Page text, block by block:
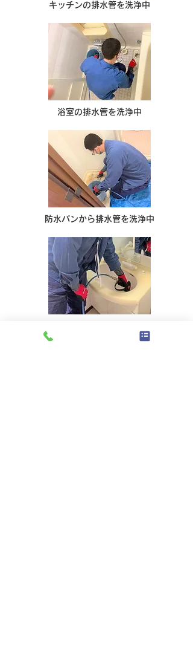
キッチンの排水管を洗浄中
浴室の排水管を洗浄中
防水パンから排水管を洗浄中
屋外の排水マス（マンホール）と排水